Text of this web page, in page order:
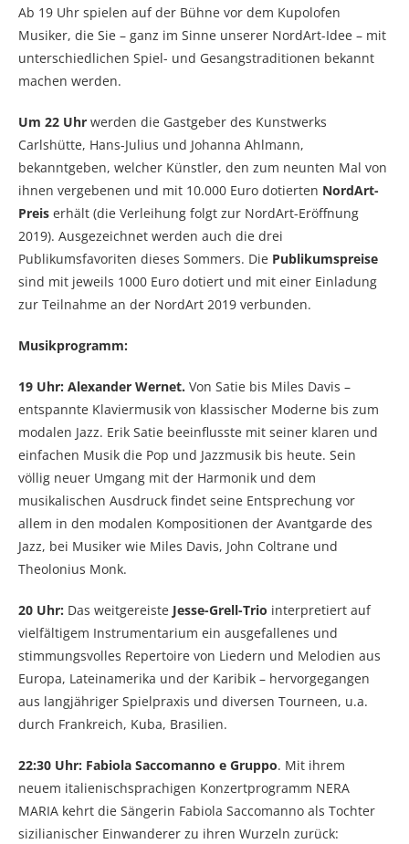
Ab 19 Uhr spielen auf der Bühne vor dem Kupolofen
Musiker, die Sie – ganz im Sinne unserer NordArt-Idee – mit
unterschiedlichen Spiel- und Gesangstraditionen bekannt
machen werden.
Um 22 Uhr werden die Gastgeber des Kunstwerks
Carlshütte, Hans-Julius und Johanna Ahlmann,
bekanntgeben, welcher Künstler, den zum neunten Mal von
ihnen vergebenen und mit 10.000 Euro dotierten NordArt-
Preis erhält (die Verleihung folgt zur NordArt-Eröffnung
2019). Ausgezeichnet werden auch die drei
Publikumsfavoriten dieses Sommers. Die Publikumspreise
sind mit jeweils 1000 Euro dotiert und mit einer Einladung
zur Teilnahme an der NordArt 2019 verbunden.
Musikprogramm:
19 Uhr: Alexander Wernet. Von Satie bis Miles Davis –
entspannte Klaviermusik von klassischer Moderne bis zum
modalen Jazz. Erik Satie beeinflusste mit seiner klaren und
einfachen Musik die Pop und Jazzmusik bis heute. Sein
völlig neuer Umgang mit der Harmonik und dem
musikalischen Ausdruck findet seine Entsprechung vor
allem in den modalen Kompositionen der Avantgarde des
Jazz, bei Musiker wie Miles Davis, John Coltrane und
Theolonius Monk.
20 Uhr: Das weitgereiste Jesse-Grell-Trio interpretiert auf
vielfältigem Instrumentarium ein ausgefallenes und
stimmungsvolles Repertoire von Liedern und Melodien aus
Europa, Lateinamerika und der Karibik – hervorgegangen
aus langjähriger Spielpraxis und diversen Tourneen, u.a.
durch Frankreich, Kuba, Brasilien.
22:30 Uhr: Fabiola Saccomanno e Gruppo. Mit ihrem
neuem italienischsprachigen Konzertprogramm NERA
MARIA kehrt die Sängerin Fabiola Saccomanno als Tochter
sizilianischer Einwanderer zu ihren Wurzeln zurück: